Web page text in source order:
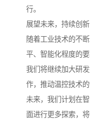
行。
展望未来，持续创新
随着工业技术的不
平、智能化程度的要
我们将继续加大研
作，推动温控技术的
未来，我们计划在
面进行更多探索，